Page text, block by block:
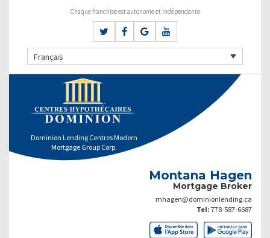
Chaque franchise est autonome et indépendante
Français
Dominion Lending Centres Modern
Mortgage Group Corp.
Montana Hagen
Mortgage Broker
mhagen@dominionlending.ca
Tel: 778-587-6687